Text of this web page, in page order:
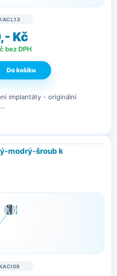
Kč
bez DPH
implantáty - originální
modrý-šroub k